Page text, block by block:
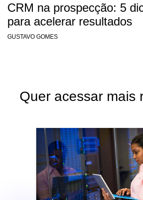
CRM na prospecção: 5
para acelerar resultados
GUSTAVO GOMES
Quer acessar mais